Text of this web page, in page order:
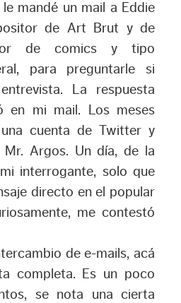
mandé un mail a Eddie
de Art Brut y de
de comics y tipo
para preguntarle si
La respuesta
en mi mail. Los meses
cuenta de Twitter y
Argos. Un día, de la
interrogante, solo que
directo en el popular
me contestó
de e-mails, acá
completa. Es un poco
se nota una cierta